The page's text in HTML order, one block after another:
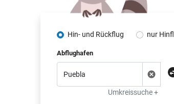
Hin- und Rückflug nur
Abflughafen
Umkreissuche +